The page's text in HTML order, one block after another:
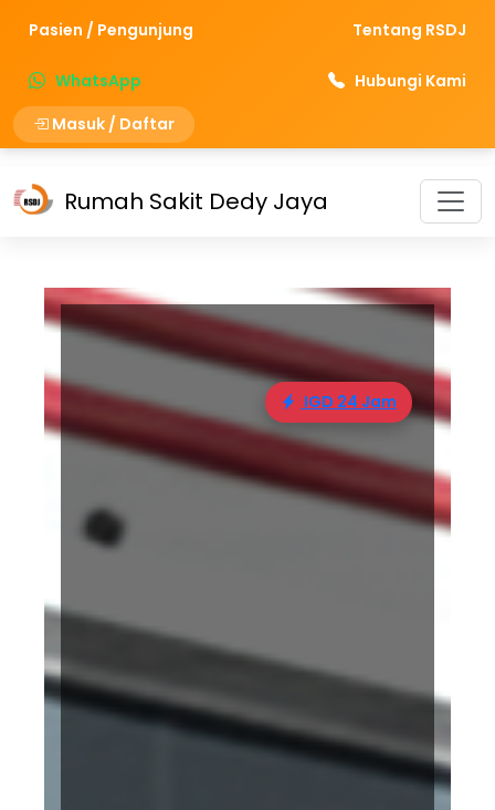
Pasien / Pengunjung Tentang RSDJ
WhatsApp
Hubungi Kami
Masuk / Daftar
Rumah Sakit Dedy Jaya
IGD 24 Jam